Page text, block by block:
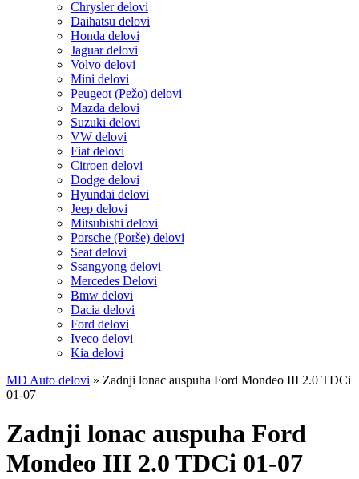
Chrysler delovi
Daihatsu delovi
Honda delovi
Jaguar delovi
Volvo delovi
Mini delovi
Peugeot (Pežo) delovi
Mazda delovi
Suzuki delovi
VW delovi
Fiat delovi
Citroen delovi
Dodge delovi
Hyundai delovi
Jeep delovi
Mitsubishi delovi
Porsche (Porše) delovi
Seat delovi
Ssangyong delovi
Mercedes Delovi
Bmw delovi
Dacia delovi
Ford delovi
Iveco delovi
Kia delovi
MD Auto delovi » Zadnji lonac auspuha Ford Mondeo III 2.0 TDCi
01-07
Zadnji lonac auspuha Ford
Mondeo III 2.0 TDCi 01-07